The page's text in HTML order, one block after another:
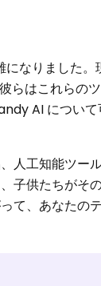
になりました
らはこれらの
AI につい
人工知能ツー
子供たちがそ
て、あなたの